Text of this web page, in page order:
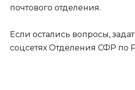
почтового отделения.
Если остались вопросы,
соцсетях Отделения СФР по